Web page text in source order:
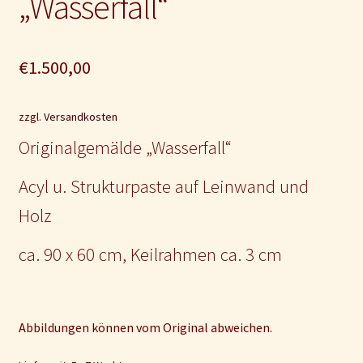
€1.500,00
zzgl. Versandkosten
Originalgemälde „Wasserfall“
Acyl u. Strukturpaste auf Leinwand und
Holz
ca. 90 x 60 cm, Keilrahmen ca. 3 cm
Abbildungen können vom Original abweichen.